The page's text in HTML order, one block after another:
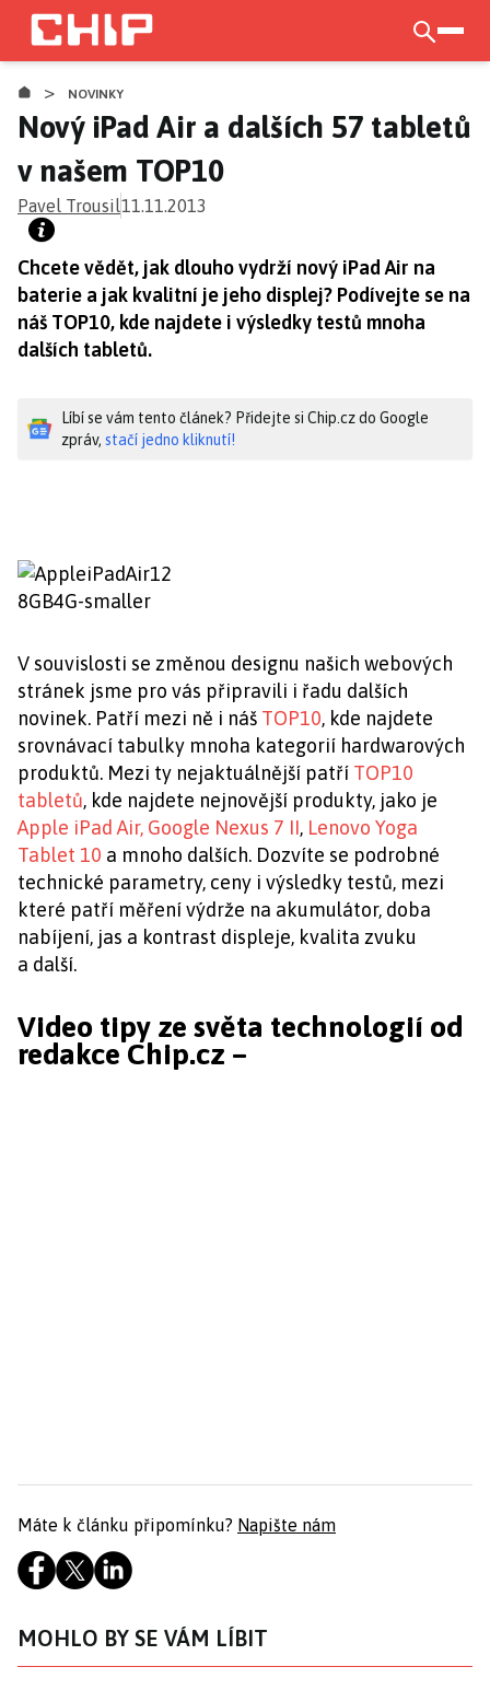
Přejít
hlavnímu
obsahu
> NOVINKY
Nový iPad Air a dalších 57 tabletů
v našem TOP10
Pavel Trousil11.11.2013
Chcete vědět, jak dlouho vydrží nový iPad Air na
baterie a jak kvalitní je jeho displej? Podívejte se na
náš TOP10, kde najdete i výsledky testů mnoha
dalších tabletů.
Líbí se vám tento článek? Přidejte si Chip.cz do Google
zpráv, stačí jedno kliknutí!
V souvislosti se změnou designu našich webových
stránek jsme pro vás připravili i řadu dalších
novinek. Patří mezi ně i náš TOP10, kde najdete
srovnávací tabulky mnoha kategorií hardwarových
produktů. Mezi ty nejaktuálnější patří TOP10
tabletů, kde najdete nejnovější produkty, jako je
Apple iPad Air, Google Nexus 7 II, Lenovo Yoga
Tablet 10 a mnoho dalších. Dozvíte se podrobné
technické parametry, ceny i výsledky testů, mezi
které patří měření výdrže na akumulátor, doba
nabíjení, jas a kontrast displeje, kvalita zvuku
a další.
Video tipy ze světa technologií od
redakce Chip.cz –
Máte k článku připomínku? Napište nám
MOHLO BY SE VÁM LÍBIT